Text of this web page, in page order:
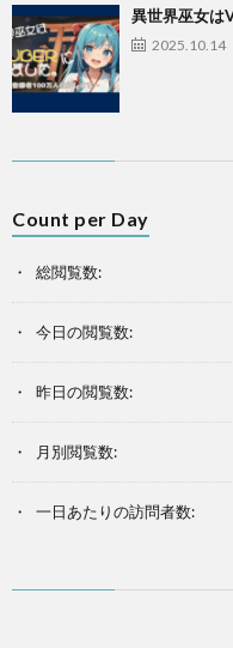
異世界巫女は
2025.10.14
Count per Day
総閲覧数:
今日の閲覧数:
昨日の閲覧数:
月別閲覧数:
一日あたりの訪問者数: